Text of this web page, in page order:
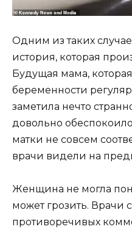
Одним из таких
история, которая
Будущая мама,
беременности
заметила нечто
довольно
матки не совсем
врачи видели на
Женщина не могла
может грозить. Врачи
противоречивых